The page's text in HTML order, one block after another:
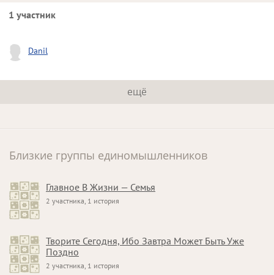
1 участник
Danil
ещё
Близкие группы единомышленников
Главное В Жизни — Семья
2 участника, 1 история
Творите Сегодня, Ибо Завтра Может Быть Уже
Поздно
2 участника, 1 история